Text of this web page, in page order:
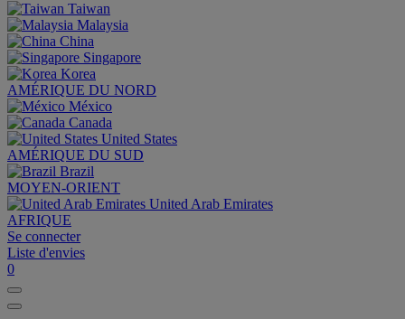
Taiwan
Malaysia
China
Singapore
Korea
AMÉRIQUE DU NORD
México
Canada
United States
AMÉRIQUE DU SUD
Brazil
MOYEN-ORIENT
United Arab Emirates
AFRIQUE
Se connecter
Liste d'envies
0